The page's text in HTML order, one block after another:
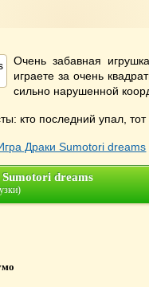
Очень забавная
играете за очень
сильно нарушенной
кто последний упал, тот
dreams